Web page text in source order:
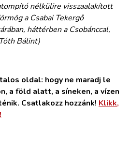
nélkülire visszaalakított
a Csabai Tekergő
háttérben a Csobánccal,
Bálint)
oldal: hogy ne maradj le
a föld alatt, a síneken, a vízen
Csatlakozz hozzánk! Klikk,